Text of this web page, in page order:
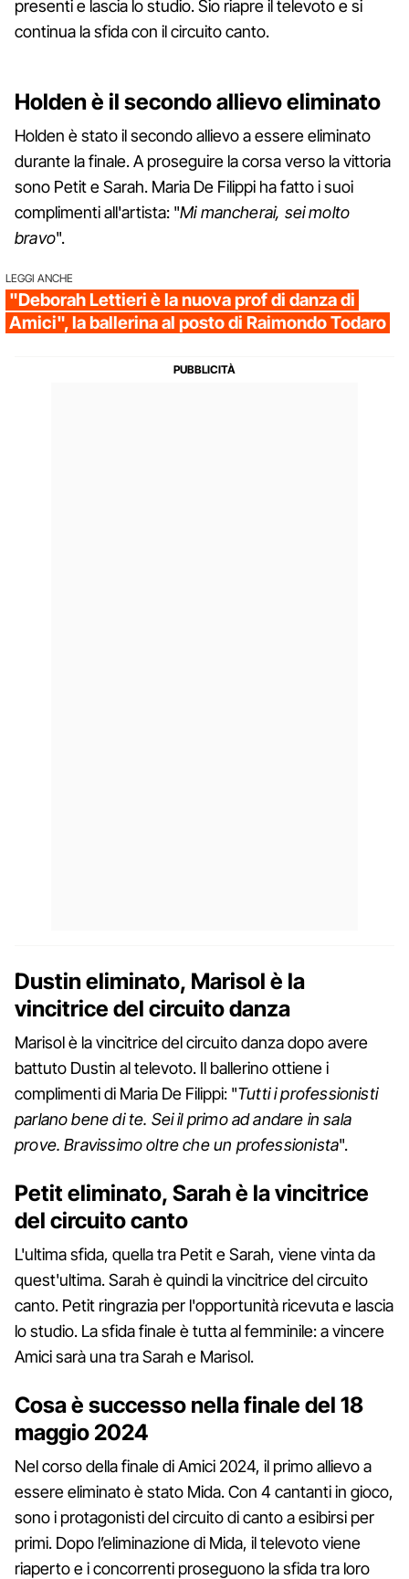
presenti e lascia lo studio. Sio riapre il televoto e si
continua la sfida con il circuito canto.
Holden è il secondo allievo eliminato
Holden è stato il secondo allievo a essere eliminato
durante la finale. A proseguire la corsa verso la vittoria
sono Petit e Sarah. Maria De Filippi ha fatto i suoi
complimenti all'artista: "Mi mancherai, sei molto
bravo".
LEGGI ANCHE
"Deborah Lettieri è la nuova prof di danza di
Amici", la ballerina al posto di Raimondo Todaro
Dustin eliminato, Marisol è la
vincitrice del circuito danza
Marisol è la vincitrice del circuito danza dopo avere
battuto Dustin al televoto. Il ballerino ottiene i
complimenti di Maria De Filippi: "Tutti i professionisti
parlano bene di te. Sei il primo ad andare in sala
prove. Bravissimo oltre che un professionista".
Petit eliminato, Sarah è la vincitrice
del circuito canto
L'ultima sfida, quella tra Petit e Sarah, viene vinta da
quest'ultima. Sarah è quindi la vincitrice del circuito
canto. Petit ringrazia per l'opportunità ricevuta e lascia
lo studio. La sfida finale è tutta al femminile: a vincere
Amici sarà una tra Sarah e Marisol.
Cosa è successo nella finale del 18
maggio 2024
Nel corso della finale di Amici 2024, il primo allievo a
essere eliminato è stato Mida. Con 4 cantanti in gioco,
sono i protagonisti del circuito di canto a esibirsi per
primi. Dopo l’eliminazione di Mida, il televoto viene
riaperto e i concorrenti proseguono la sfida tra loro